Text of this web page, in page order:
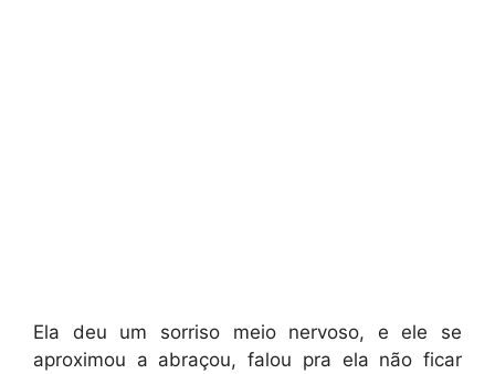
Ela deu um sorriso meio nervoso, e ele se
aproximou a abraçou, falou pra ela não ficar